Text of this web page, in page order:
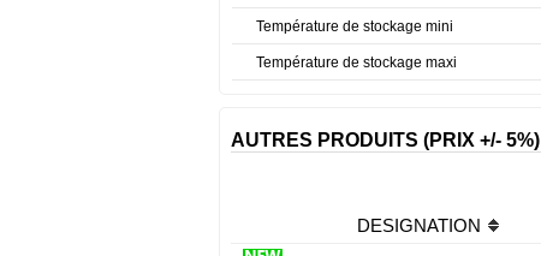
Température de stockage mini
Température de stockage maxi
AUTRES PRODUITS (PRIX +/- 5%)
DESIGNATION